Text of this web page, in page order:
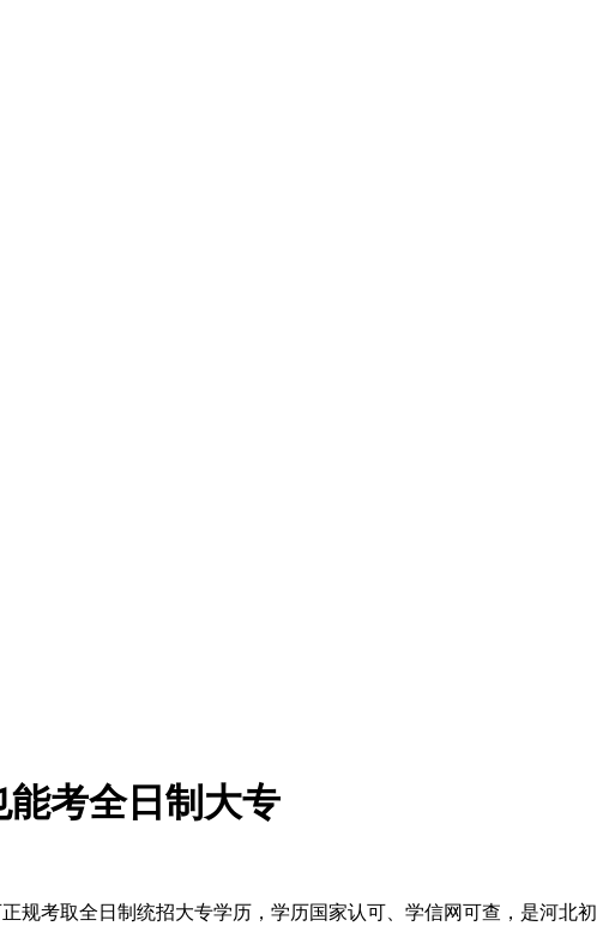
能考全日制大专
规考取全日制统招大专学历，学历国家认可、学信网可查，是河北初